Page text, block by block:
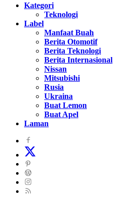
Kategori
Teknologi
Label
Manfaat Buah
Berita Otomotif
Berita Teknologi
Berita Internasional
Nissan
Mitsubishi
Rusia
Ukraina
Buat Lemon
Buat Apel
Laman